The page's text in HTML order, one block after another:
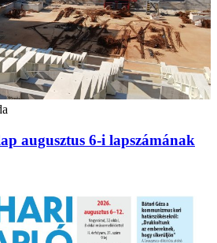
augusztus 6-i lapszámának